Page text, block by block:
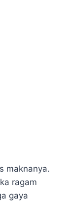
maknanya.
ragam
gaya